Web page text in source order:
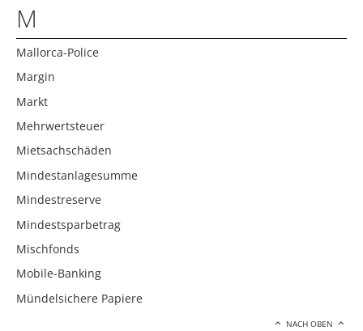
M
Mallorca-Police
Margin
Markt
Mehrwertsteuer
Mietsachschäden
Mindestanlagesumme
Mindestreserve
Mindestsparbetrag
Mischfonds
Mobile-Banking
Mündelsichere Papiere
NACH OBEN